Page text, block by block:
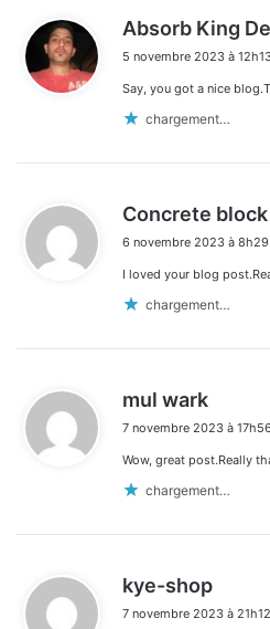
Absorb King
5 novembre 2023 à
Say, you got a nice
chargement…
Concrete
6 novembre 2023 à 8h29
I loved your blog
chargement…
mul wark
t
7 novembre 2023 à 17h56
Wow, great post.Really
chargement…
kye-shop
t
7 novembre 2023 à 21h12